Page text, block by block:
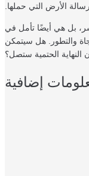
الأرض التي حملها.
هي أيضًا تأمل في
والتطور. هل سيتمكن
الحتمية ستصل؟
إضافية